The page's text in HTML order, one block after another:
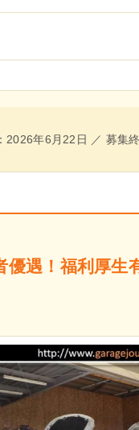
2026年6月22日 ／ 募集
遇！福利厚生